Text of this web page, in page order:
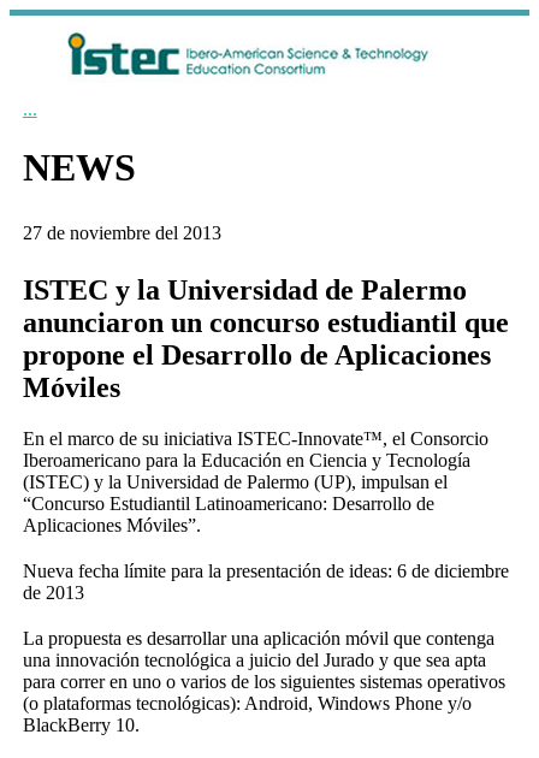
...
NEWS
27 de noviembre del 2013
ISTEC y la Universidad de Palermo
anunciaron un concurso estudiantil que
propone el Desarrollo de Aplicaciones
Móviles
En el marco de su iniciativa ISTEC-Innovate™, el Consorcio
Iberoamericano para la Educación en Ciencia y Tecnología
(ISTEC) y la Universidad de Palermo (UP), impulsan el
“Concurso Estudiantil Latinoamericano: Desarrollo de
Aplicaciones Móviles”.
Nueva fecha límite para la presentación de ideas: 6 de diciembre
de 2013
La propuesta es desarrollar una aplicación móvil que contenga
una innovación tecnológica a juicio del Jurado y que sea apta
para correr en uno o varios de los siguientes sistemas operativos
(o plataformas tecnológicas): Android, Windows Phone y/o
BlackBerry 10.